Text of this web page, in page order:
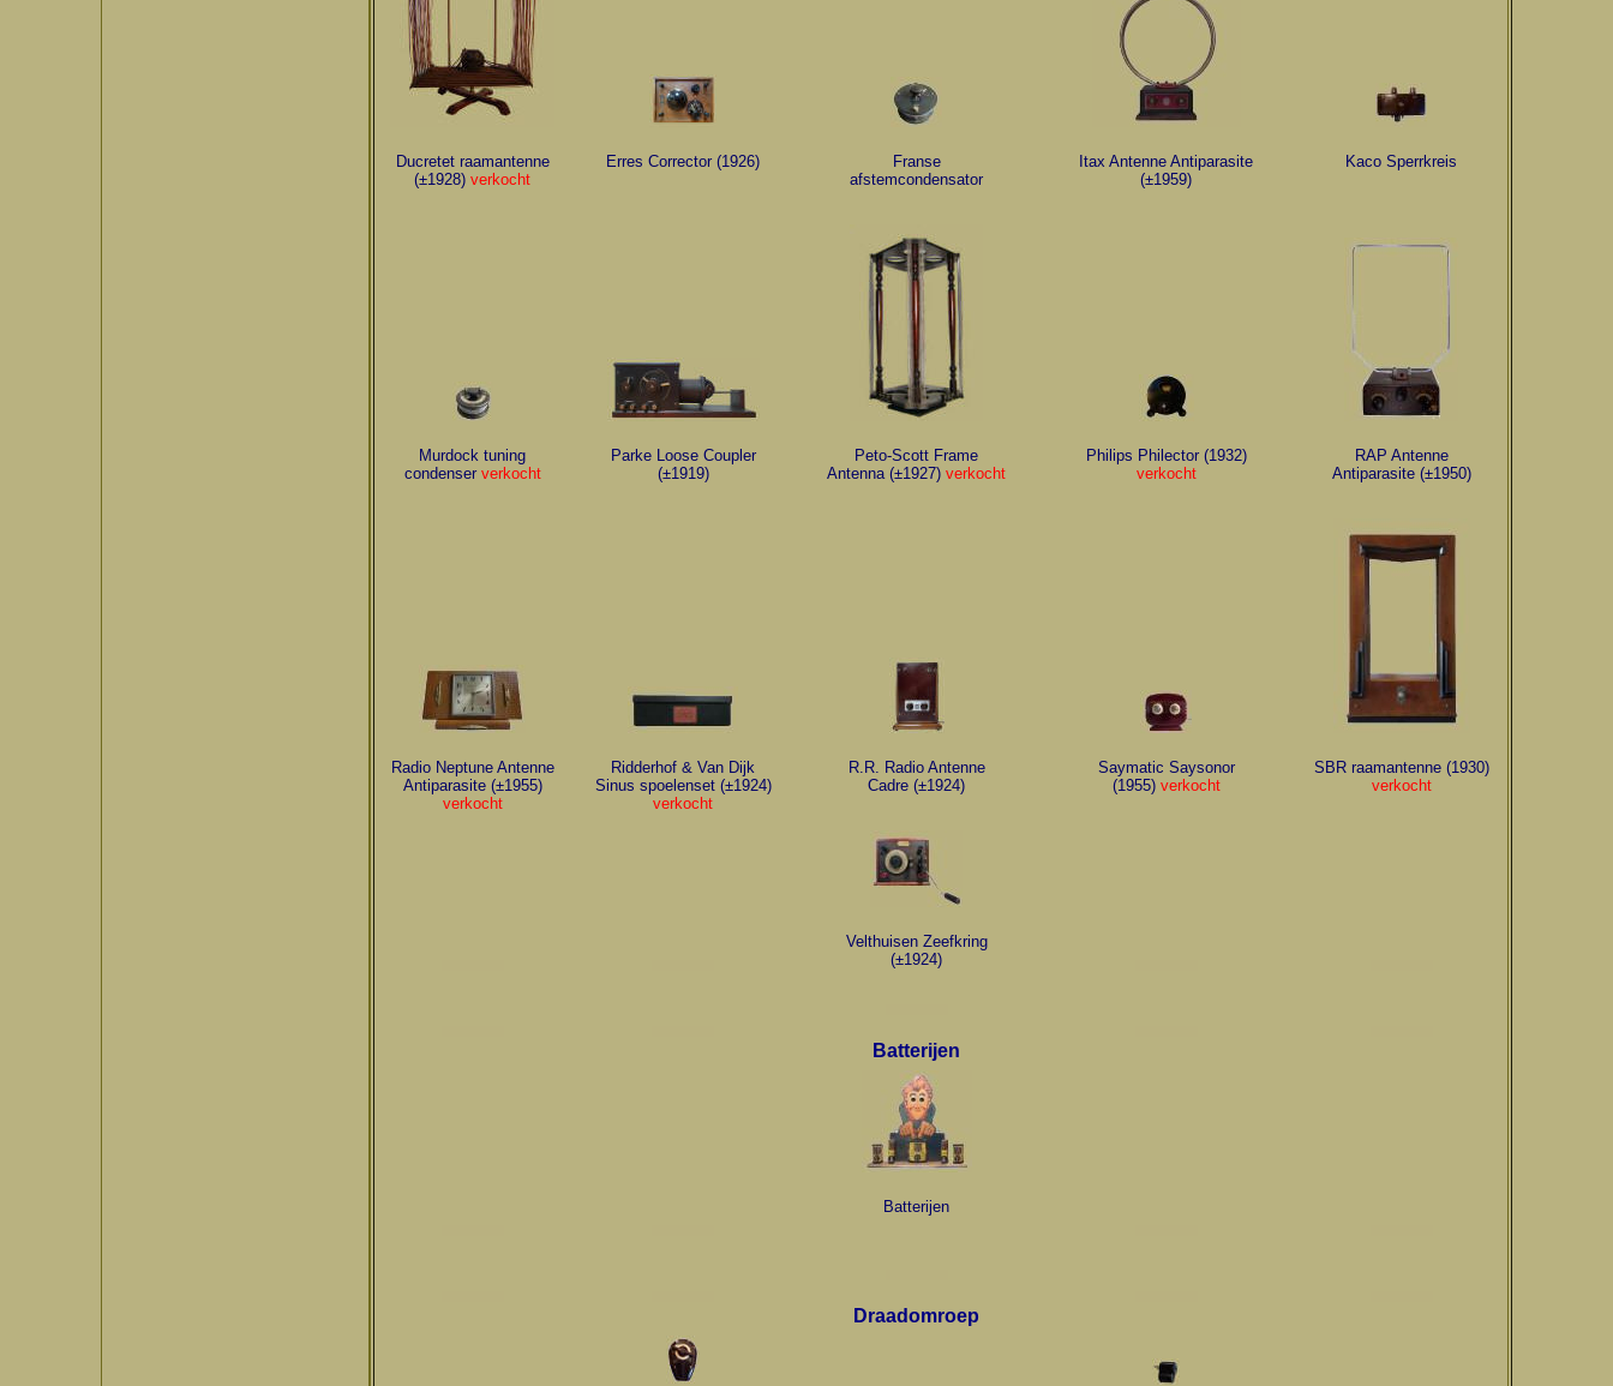
Ducretet raamantenne
(±1928) verkocht
Erres Corrector (1926)
Franse
afstemcondensator
Itax Antenne Antiparasite
(±1959)
Kaco Sperrkreis
Murdock tuning
condenserverkocht
Parke Loose Coupler
(±1919)
Peto-Scott Frame
Antenna (±1927) verkocht
Philips Philector (1932)
verkocht
RAP Antenne
Antiparasite (±1950)
Radio Neptune Antenne
Antiparasite (±1955)
verkocht
Ridderhof & Van Dijk
Sinus spoelenset (±1924)
verkocht
R.R. Radio Antenne
Cadre (±1924)
Saymatic Saysonor
(1955)verkocht
SBR raamantenne (1930)
verkocht
Velthuisen Zeefkring
(±1924)
Batterijen
Batterijen
Draadomroep